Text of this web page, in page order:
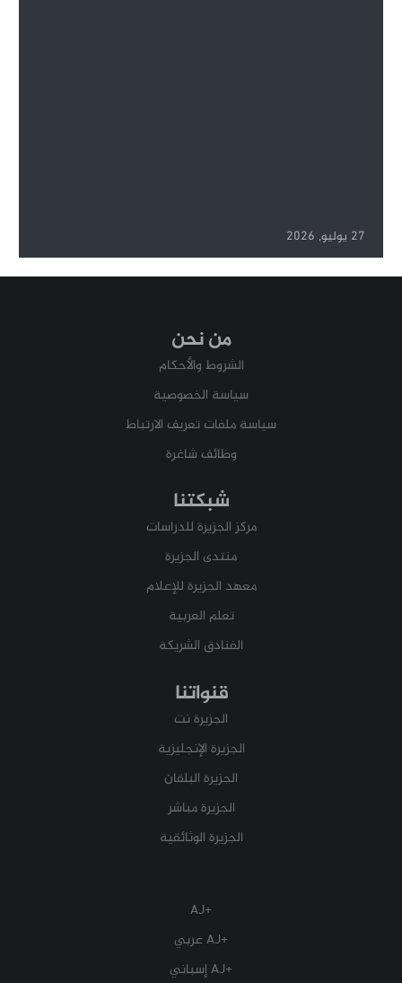
27 يوليو, 2026
من نحن
الشروط والأحكام
سياسة الخصوصية
سياسة ملفات تعريف الارتباط
وظائف شاغرة
شبكتنا
مركز الجزيرة للدراسات
منتدى الجزيرة
معهد الجزيرة للإعلام
تعلم العربية
الفنادق الشريكة
قنواتنا
الجزيرة نت
الجزيرة الإنجليزية
الجزيرة البلقان
الجزيرة مباشر
الجزيرة الوثائقية
+AJ
+AJ عربي
+AJ إسباني